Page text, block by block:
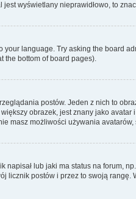
wyświetlany nieprawidłowo, to
language. Try asking the board
the bottom of board pages).
postów. Jeden z nich to
obrazek, jest znany jako
masz możliwości używania
lub jaki ma status na forum,
postów i przez to swoją